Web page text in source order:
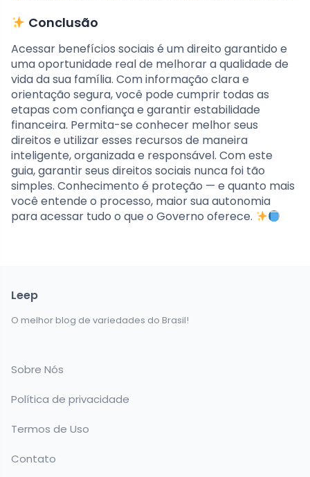
Conclusão
Acessar benefícios sociais é um direito garantido e
uma oportunidade real de melhorar a qualidade de
vida da sua família. Com informação clara e
orientação segura, você pode cumprir todas as
etapas com confiança e garantir estabilidade
financeira. Permita-se conhecer melhor seus
direitos e utilizar esses recursos de maneira
inteligente, organizada e responsável. Com este
guia, garantir seus direitos sociais nunca foi tão
simples. Conhecimento é proteção — e quanto mais
você entende o processo, maior sua autonomia
para acessar tudo o que o Governo oferece.
Leep
O melhor blog de variedades do Brasil!
Sobre Nós
Política de privacidade
Termos de Uso
Contato